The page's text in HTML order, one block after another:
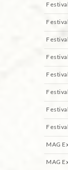
MAG
MAG